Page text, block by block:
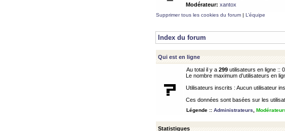
Modérateur: xantox
Supprimer tous les cookies du forum | L’équipe
Index du forum
Qui est en ligne
Au total il y a 299 utilisateurs en ligne ::
Le nombre maximum d’utilisateurs en
Utilisateurs inscrits : Aucun utilisateur
Ces données sont basées sur les
Légende :: Administrateurs
Statistiques